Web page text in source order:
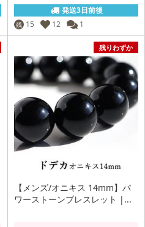
発送3日前後
残 15 12 1
残りわずか
【メンズ/オニキス 14mm】パ
ワーストーンブレスレット |...